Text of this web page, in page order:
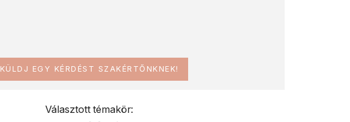
KÜLDJ EGY KÉRDÉST SZAKÉRTŐNKNEK!
Választott témakör: